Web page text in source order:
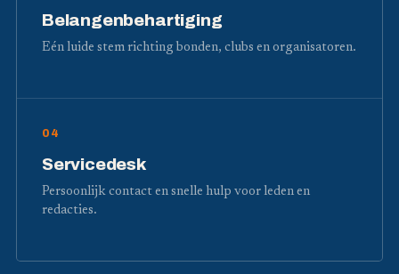
Belangenbehartiging
Eén luide stem richting bonden, clubs en organisatoren.
04
Servicedesk
Persoonlijk contact en snelle hulp voor leden en
redacties.